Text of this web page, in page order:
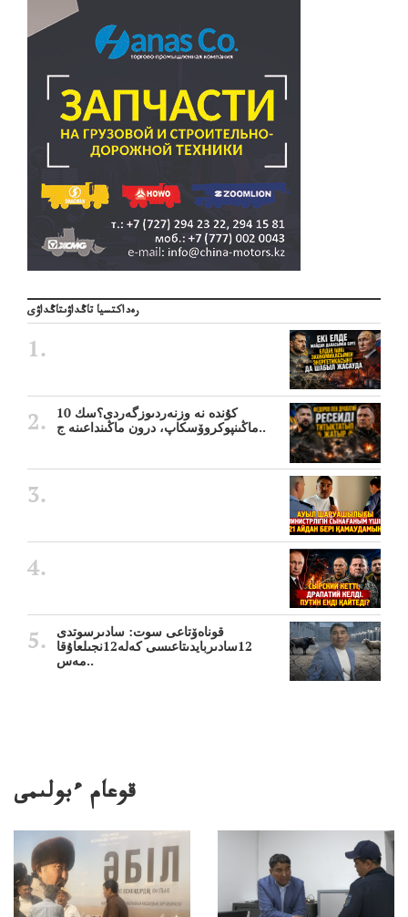
رەداكتسيا تاڭداۋىتاڭداۋى
10 كۇندە نە وزنەردىوزگەردى؟سك
ماڭىنپوكروۆسكاپ، درون ماڭىنداعىنە ج..
قوناەۆتاعى سوت: سادىرسوتدى
12سادىربايدىتاعىسى كەلە12نجىلعاۇقا
مەس..
قوعام ءبولىمى